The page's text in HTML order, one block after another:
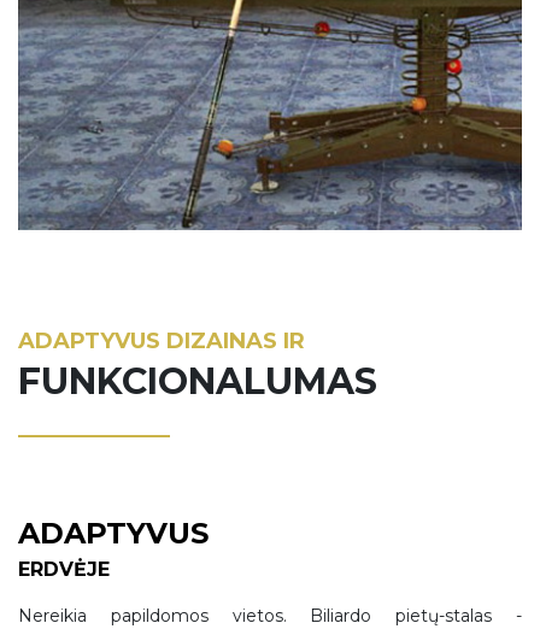
ADAPTYVUS DIZAINAS IR
FUNKCIONALUMAS
ADAPTYVUS
ERDVĖJE
Nereikia papildomos vietos. Biliardo pietų-stalas -